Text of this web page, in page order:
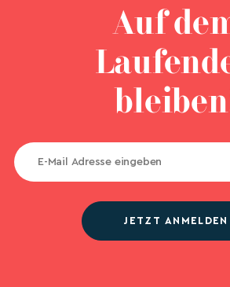
Auf
JETZT ANMELDEN